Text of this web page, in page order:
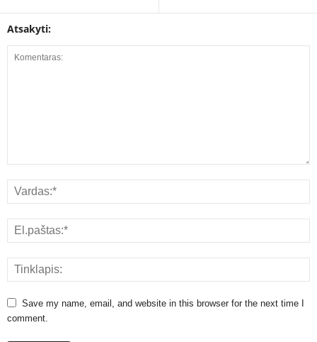
Atsakyti:
Save my name, email, and website in this browser for the next time I
comment.